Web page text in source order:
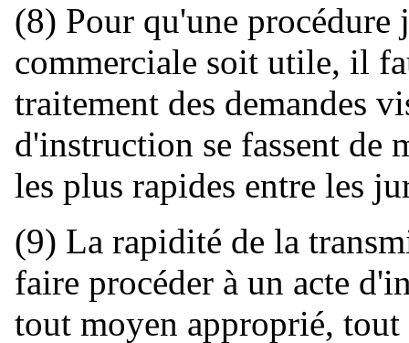
(8) Pour qu'une
commerciale soit utile, il
traitement des demandes
d'instruction se fassent de
les plus rapides entre les
(9) La rapidité de la
faire procéder à un acte
tout moyen approprié, tout